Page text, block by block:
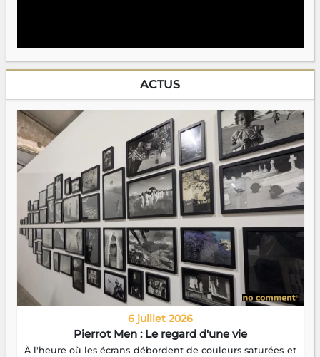
ACTUS
6 juillet 2026
Pierrot Men : Le regard d'une vie
À l'heure où les écrans débordent de couleurs saturées et